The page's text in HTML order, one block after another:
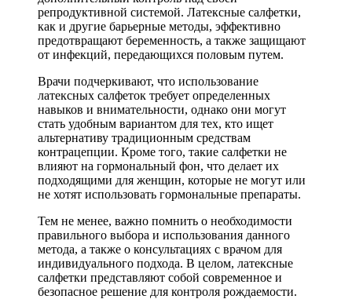
репродуктивной системой. Латексные салфетки,
как и другие барьерные методы, эффективно
предотвращают беременность, а также защищают
от инфекций, передающихся половым путем.
Врачи подчеркивают, что использование
латексных салфеток требует определенных
навыков и внимательности, однако они могут
стать удобным вариантом для тех, кто ищет
альтернативу традиционным средствам
контрацепции. Кроме того, такие салфетки не
влияют на гормональный фон, что делает их
подходящими для женщин, которые не могут или
не хотят использовать гормональные препараты.
Тем не менее, важно помнить о необходимости
правильного выбора и использования данного
метода, а также о консультациях с врачом для
индивидуального подхода. В целом, латексные
салфетки представляют собой современное и
безопасное решение для контроля рождаемости.